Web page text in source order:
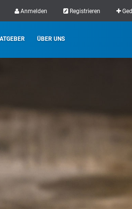
Anmelden Registrieren
ÜBER UNS